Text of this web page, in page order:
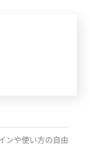
ンや使い方の自由